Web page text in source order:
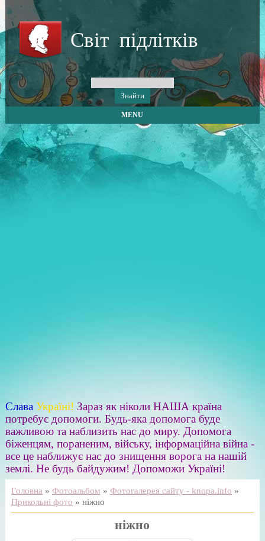
Світ підлітків
MENU
Слава Україні! Зараз як ніколи НАША країна
потребує допомоги. Будь-яка допомога буде
важливою та наблизить нас до миру. Допомога
біженцям, пораненим, війську, інформаційна війна -
все це наближує нас до знищення ворога на нашій
землі. Не будь байдужим! Допоможи Україні!
Головна » Фотоальбом » Фотогалерея сайту - knopa.info »
Прикольні фото » ніжно
ніжно